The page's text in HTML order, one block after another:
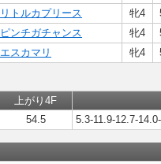
リトルカプリース 牝4
ピンチガチャンス 牝4
エスカマリ 牝4
上がり4F
54.5 5.3-11.9-12.7-